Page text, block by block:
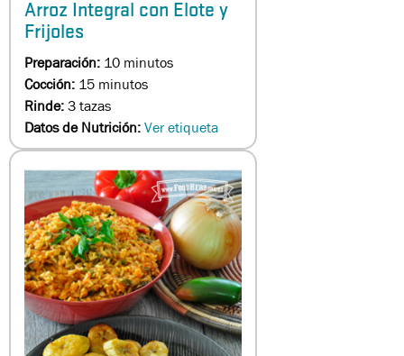
Arroz Integral con Elote y
Frijoles
Preparación: 10 minutos
Cocción: 15 minutos
Rinde:3 tazas
Datos de Nutrición:Ver etiqueta